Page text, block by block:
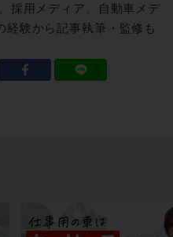
採用メディア、自動車メデ
経験から記事執筆・監修も